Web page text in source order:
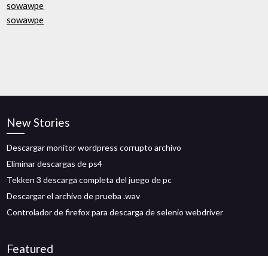
sowawpe
sowawpe
New Stories
Descargar monitor wordpress corrupto archivo
Eliminar descargas de ps4
Tekken 3 descarga completa del juego de pc
Descargar el archivo de prueba .wav
Controlador de firefox para descarga de selenio webdriver
Featured